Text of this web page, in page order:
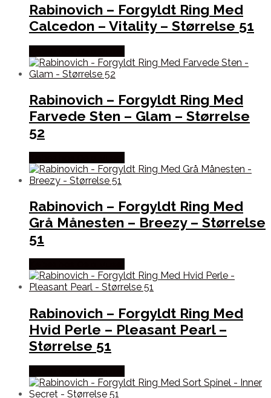
Rabinovich – Forgyldt Ring Med
Calcedon – Vitality – Størrelse 51
Rabinovich – Forgyldt Ring Med
Farvede Sten – Glam – Størrelse
52
Rabinovich – Forgyldt Ring Med
Grå Månesten – Breezy – Størrelse
51
Rabinovich – Forgyldt Ring Med
Hvid Perle – Pleasant Pearl –
Størrelse 51